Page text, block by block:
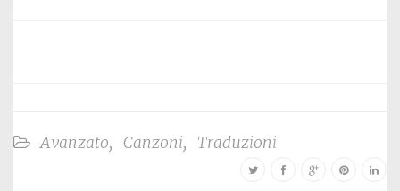
Avanzato, Canzoni, Traduzioni